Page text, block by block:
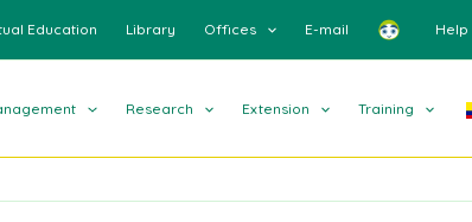
Education Library Offices E-mail Help
Research Extension Training